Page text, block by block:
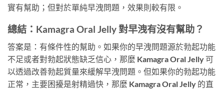
實有幫助；但對於單純早洩問題，效果則較有限。
總結：Kamagra Oral Jelly 對早洩有沒有幫助？
答案是：有條件性的幫助。如果你的早洩問題源於勃起功能
不足或者對勃起狀態缺乏信心，那麼 Kamagra Oral Jelly 可
以透過改善勃起質量來緩解早洩問題。但如果你的勃起功能
正常，主要困擾是射精過快，那麼 Kamagra Oral Jelly 的直